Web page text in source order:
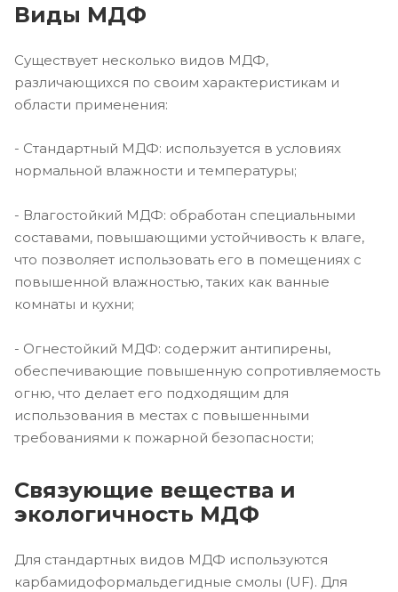
Виды МДФ
Существует несколько видов МДФ,
различающихся по своим характеристикам и
области применения:
- Стандартный МДФ: используется в условиях
нормальной влажности и температуры;
- Влагостойкий МДФ: обработан специальными
составами, повышающими устойчивость к влаге,
что позволяет использовать его в помещениях с
повышенной влажностью, таких как ванные
комнаты и кухни;
- Огнестойкий МДФ: содержит антипирены,
обеспечивающие повышенную сопротивляемость
огню, что делает его подходящим для
использования в местах с повышенными
требованиями к пожарной безопасности;
Связующие вещества и
экологичность МДФ
Для стандартных видов МДФ используются
карбамидоформальдегидные смолы (UF). Для